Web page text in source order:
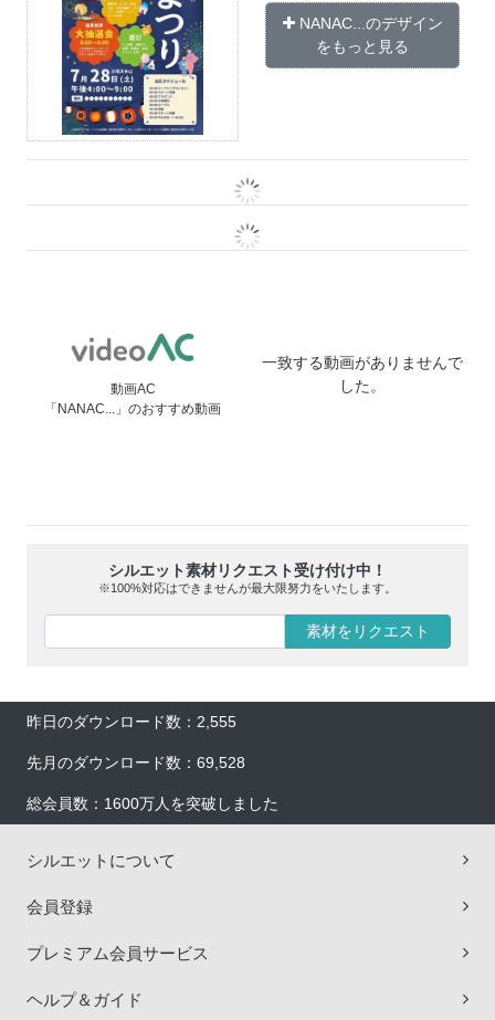
NANAC...のデザイン
をもっと見る
動画AC
「NANAC...」のおすすめ動画
一致する動画がありませんで
した。
シルエット素材リクエスト受け付け中！
※100%対応はできませんが最大限努力をいたします。
素材をリクエスト
昨日のダウンロード数：2,555
先月のダウンロード数：69,528
総会員数：1600万人を突破しました
シルエットについて
会員登録
プレミアム会員サービス
ヘルプ＆ガイド